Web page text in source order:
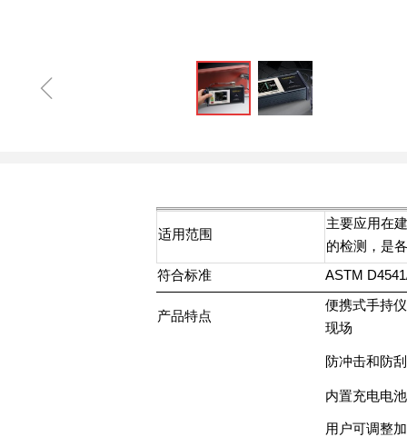
ꁆ
适用范围
主要应用在
的检测，是
符合标准
ASTM
产品特点
便携式手持
现场
防冲击和防
内置充电电
用户可调整